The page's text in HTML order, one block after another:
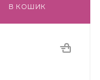
В КОШИК